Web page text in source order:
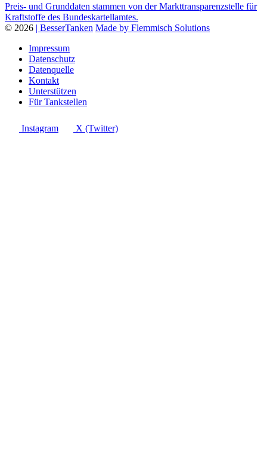
Preis- und Grunddaten stammen von der Markttransparenzstelle für
Kraftstoffe des Bundeskartellamtes.
© 2026 | BesserTanken Made by Flemmisch Solutions
Impressum
Datenschutz
Datenquelle
Kontakt
Unterstützen
Für Tankstellen
Instagram X (Twitter)